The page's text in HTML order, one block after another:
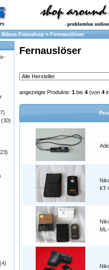
Nikon Fotoshop » Fernauslöser
Fernauslöser
angezeigte Produkte: 1 bis 4 (von 4
(30)
(4)